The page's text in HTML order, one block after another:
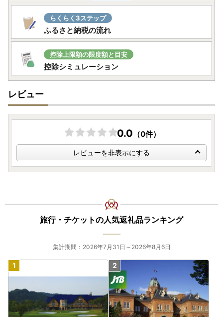
らくらく3ステップ
ふるさと納税の流れ
控除上限額の限度額と目安
控除シミュレーション
レビュー
0.0 （0件）
レビューを非表示にする
旅行・チケットの人気返礼品ランキング
集計期間：2026年7月31日～2026年8月6日